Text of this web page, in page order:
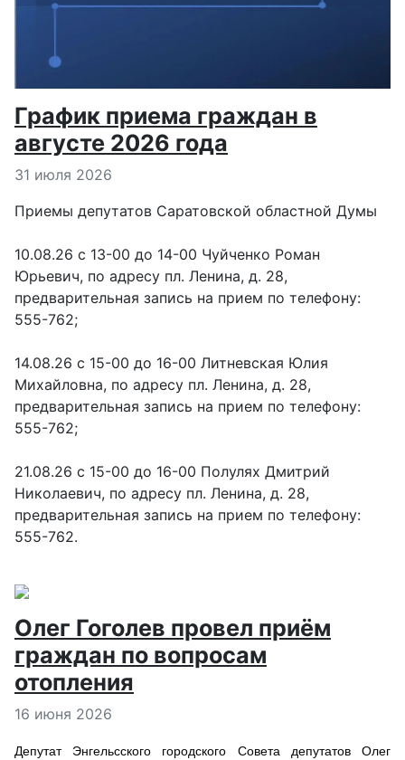
График приема граждан в
августе 2026 года
Информация о материале
31 июля 2026
Приемы депутатов Саратовской областной Думы
10.08.26 с 13-00 до 14-00 Чуйченко Роман
Юрьевич, по адресу пл. Ленина, д. 28,
предварительная запись на прием по телефону:
555-762;
14.08.26 с 15-00 до 16-00 Литневская Юлия
Михайловна, по адресу пл. Ленина, д. 28,
предварительная запись на прием по телефону:
555-762;
21.08.26 с 15-00 до 16-00 Полулях Дмитрий
Николаевич, по адресу пл. Ленина, д. 28,
предварительная запись на прием по телефону:
555-762.
Олег Гоголев провел приём
граждан по вопросам
отопления
Информация о материале
16 июня 2026
Депутат Энгельсского городского Совета депутатов Олег